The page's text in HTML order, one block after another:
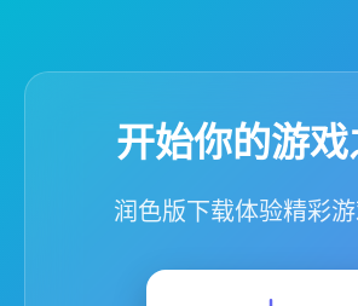
开始你的游
润色版下载体验精彩